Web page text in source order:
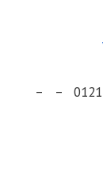
موبايل: 01211116954 – – 01211116956 – –